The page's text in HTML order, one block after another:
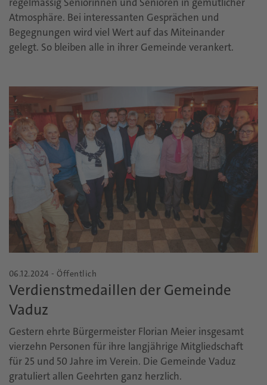
Atmosphäre. Bei interessanten Gesprächen und
Begegnungen wird viel Wert auf das Miteinander
gelegt. So bleiben alle in ihrer Gemeinde verankert.
06.12.2024 - Öffentlich
Verdienstmedaillen der Gemeinde
Vaduz
Gestern ehrte Bürgermeister Florian Meier insgesamt
vierzehn Personen für ihre langjährige Mitgliedschaft
für 25 und 50 Jahre im Verein. Die Gemeinde Vaduz
gratuliert allen Geehrten ganz herzlich.